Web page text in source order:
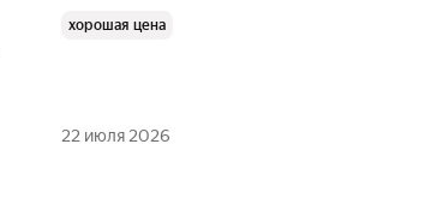
хорошая цена
22 июля 2026